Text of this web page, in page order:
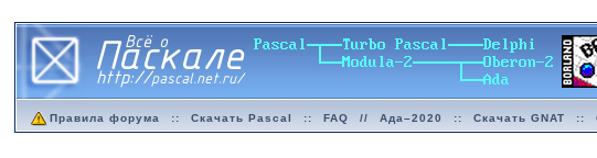
Правила форума :: Скачать Pascal :: FAQ // Ада–2020 :: Скачать GNAT ::